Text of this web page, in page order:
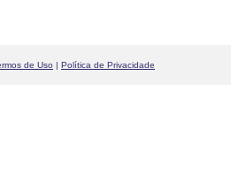
de Uso | Política de Privacidade